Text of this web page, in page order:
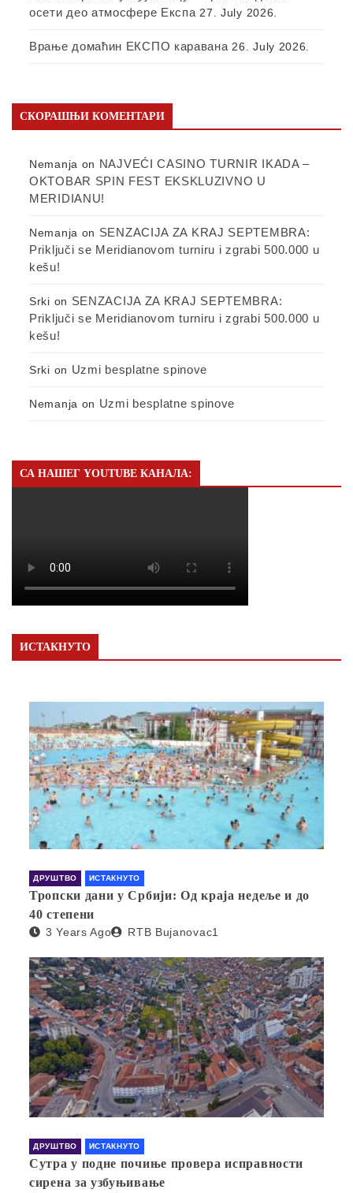
осети део атмосфере Експа 27. July 2026.
Врање домаћин ЕКСПО каравана 26. July 2026.
СКОРАШЊИ КОМЕНТАРИ
Nemanja on NAJVEĆI CASINO TURNIR IKADA –
OKTOBAR SPIN FEST EKSKLUZIVNO U
MERIDIANU!
Nemanja on SENZACIJA ZA KRAJ SEPTEMBRA:
Priključi se Meridianovom turniru i zgrabi 500.000 u
kešu!
Srki on SENZACIJA ZA KRAJ SEPTEMBRA:
Priključi se Meridianovom turniru i zgrabi 500.000 u
kešu!
Srki on Uzmi besplatne spinove
Nemanja on Uzmi besplatne spinove
СА НАШЕГ YOUTUBE КАНАЛА:
ИСТАКНУТО
ДРУШТВО ИСТАКНУТО
Тропски дани у Србији: Од краја недеље и до
40 степени
3 Years Ago RTB Bujanovac1
ДРУШТВО ИСТАКНУТО
Сутра у подне почиње провера исправности
сирена за узбуњивање